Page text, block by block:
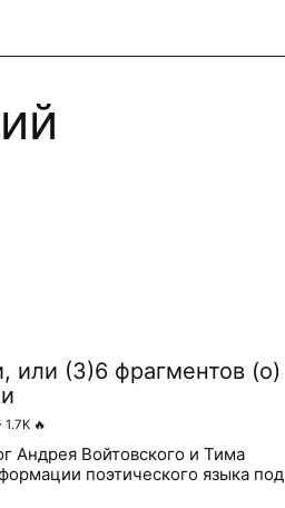
или (3)6 фрагментов (о)
1.7K 🔥
Андрея Войтовского и Тима
поэтического языка под